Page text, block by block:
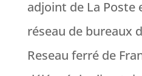
adjoint de La Poste
réseau de bureaux
Reseau ferré de